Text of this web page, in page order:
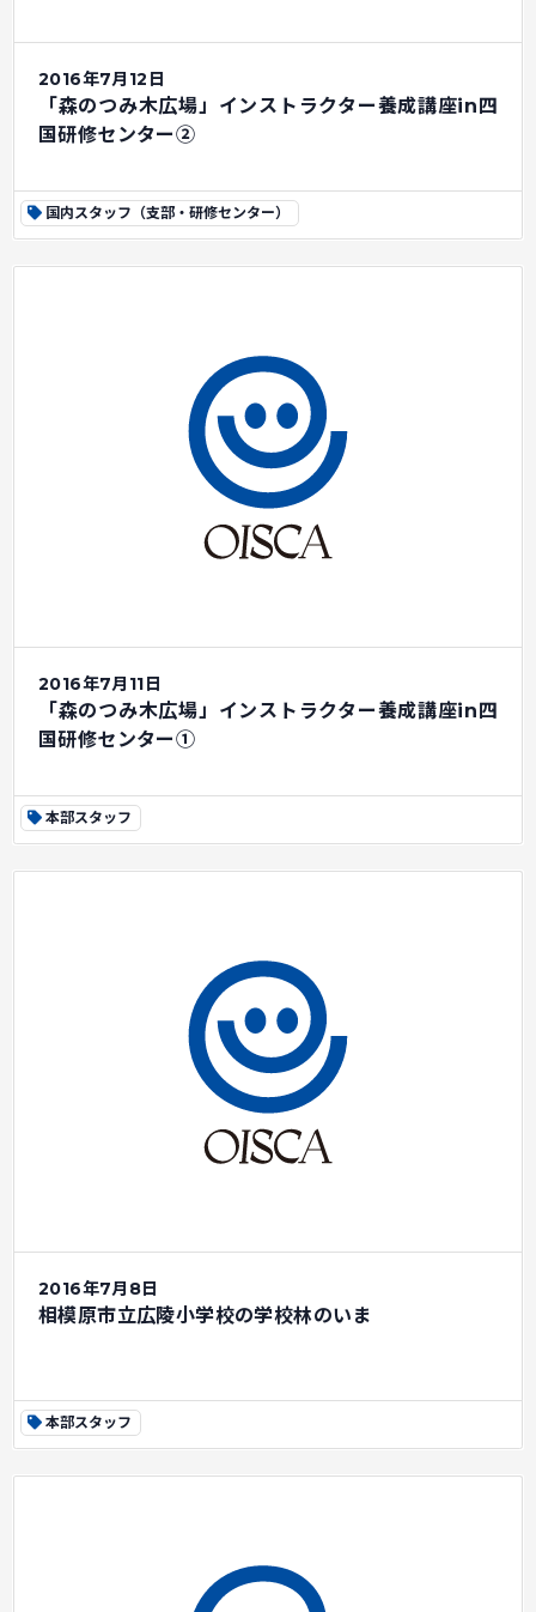
2016年7月12日
「森のつみ木広場」インストラクター養成講座in四
国研修センター②
国内スタッフ（支部・研修センター）
2016年7月11日
「森のつみ木広場」インストラクター養成講座in四
国研修センター①
本部スタッフ
2016年7月8日
相模原市立広陵小学校の学校林のいま
本部スタッフ